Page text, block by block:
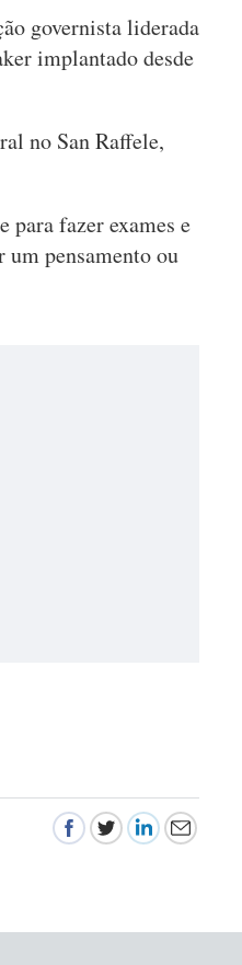
governista liderada
implantado desde
no San Raffele,
para fazer exames e
um pensamento ou